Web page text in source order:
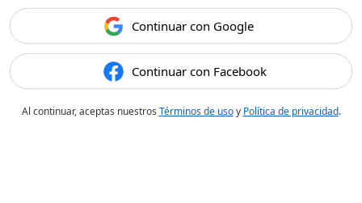
Continuar con Google
Continuar con Facebook
Al continuar, aceptas nuestros Términos de usoy Política de privacidad.